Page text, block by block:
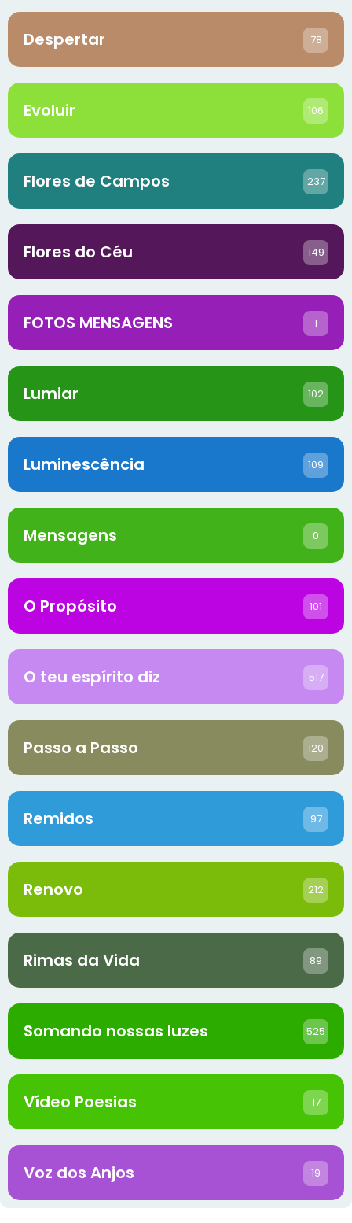
Despertar 78
Evoluir 106
Flores de Campos 237
Flores do Céu 149
FOTOS MENSAGENS 1
Lumiar 102
Luminescência 109
Mensagens 0
O Propósito 101
O teu espírito diz 517
Passo a Passo 120
Remidos 97
Renovo 212
Rimas da Vida 89
Somando nossas luzes 525
Vídeo Poesias 17
Voz dos Anjos 19